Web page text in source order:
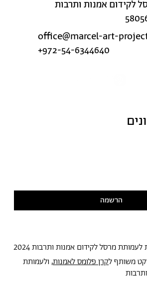
לקידום אמנות ותרבות
office@marcel-art-
+972-54-6344640
הרשמה
מרסל לקידום אמנות ותרבות 2024
משותף לקרן פלומס לאמנות, ולעמותת